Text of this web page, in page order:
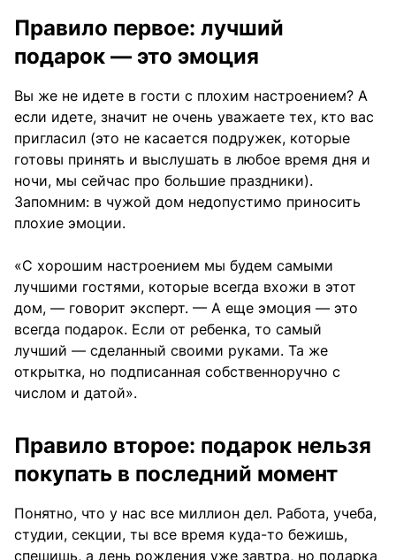
Правило первое: лучший
подарок — это эмоция
Вы же не идете в гости с плохим настроением? А
если идете, значит не очень уважаете тех, кто вас
пригласил (это не касается подружек, которые
готовы принять и выслушать в любое время дня и
ночи, мы сейчас про большие праздники).
Запомним: в чужой дом недопустимо приносить
плохие эмоции.
«С хорошим настроением мы будем самыми
лучшими гостями, которые всегда вхожи в этот
дом, — говорит эксперт. — А еще эмоция — это
всегда подарок. Если от ребенка, то самый
лучший — сделанный своими руками. Та же
открытка, но подписанная собственноручно с
числом и датой».
Правило второе: подарок нельзя
покупать в последний момент
Понятно, что у нас все миллион дел. Работа, учеба,
студии, секции, ты все время куда-то бежишь,
спешишь, а день рождения уже завтра, но подарка